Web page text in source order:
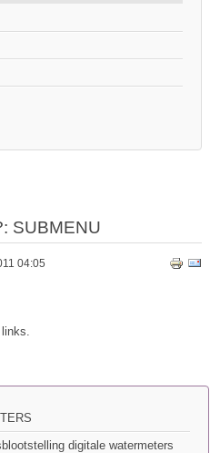
SUBMENU
04:05
digitale watermeters